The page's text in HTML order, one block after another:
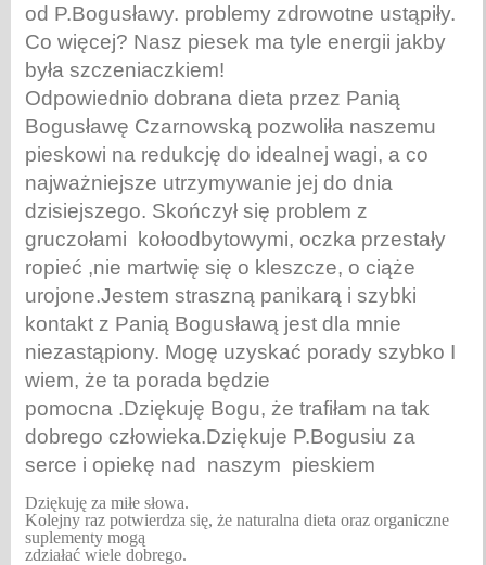
od P.Bogusławy. problemy zdrowotne ustąpiły.
Co więcej? Nasz piesek ma tyle energii jakby
była szczeniaczkiem!
Odpowiednio dobrana dieta przez Panią
Bogusławę Czarnowską pozwoliła naszemu
pieskowi na redukcję do idealnej wagi, a co
najważniejsze utrzymywanie jej dodnia
dzisiejszego. Skończył się problem z
gruczołami kołoodbytowymi, oczka przestały
ropieć ,nie martwię się o kleszcze, o ciąże
urojone.Jestem straszną panikarą i szybki
kontakt z Panią Bogusławą jest dla mnie
niezastąpiony. Mogę uzyskać porady szybko I
wiem, że ta porada będzie
pomocna .Dziękuję Bogu, że trafiłam na tak
dobrego człowieka.Dziękuje P.Bogusiu za
serce i opiekę nad naszym pieskiem
Dziękuję za miłe słowa.
Kolejny raz potwierdza się, że naturalna dieta oraz organiczne
suplementy mogą
zdziałać wiele dobrego.